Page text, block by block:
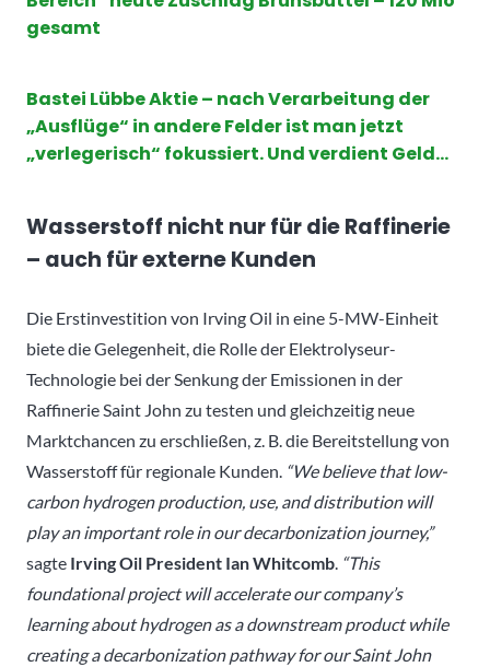
gesamt
Bastei Lübbe Aktie – nach Verarbeitung der
„Ausflüge“ in andere Felder ist man jetzt
„verlegerisch“ fokussiert. Und verdient Geld…
Wasserstoff nicht nur für die Raffinerie
– auch für externe Kunden
Die Erstinvestition von Irving Oil in eine 5-MW-Einheit
biete die Gelegenheit, die Rolle der Elektrolyseur-
Technologie bei der Senkung der Emissionen in der
Raffinerie Saint John zu testen und gleichzeitig neue
Marktchancen zu erschließen, z. B. die Bereitstellung von
Wasserstoff für regionale Kunden. “We believe that low-
carbon hydrogen production, use, and distribution will
play an important role in our decarbonization journey,”
sagte Irving Oil President Ian Whitcomb. “This
foundational project will accelerate our company’s
learning about hydrogen as a downstream product while
creating a decarbonization pathway for our Saint John